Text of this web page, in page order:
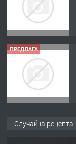
ПРЕДЛАГА
Случайна рецепта